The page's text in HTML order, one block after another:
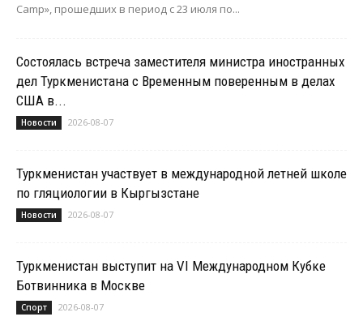
Camp», прошедших в период с 23 июля по...
Состоялась встреча заместителя министра иностранных
дел Туркменистана с Временным поверенным в делах
США в...
Новости 2026-08-07
Туркменистан участвует в международной летней школе
по гляциологии в Кыргызстане
Новости 2026-08-07
Туркменистан выступит на VI Международном Кубке
Ботвинника в Москве
Спорт 2026-08-07